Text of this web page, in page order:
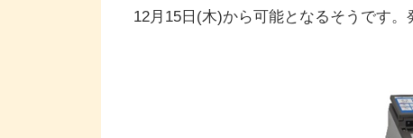
12月15日(木)から可能となるそうです。